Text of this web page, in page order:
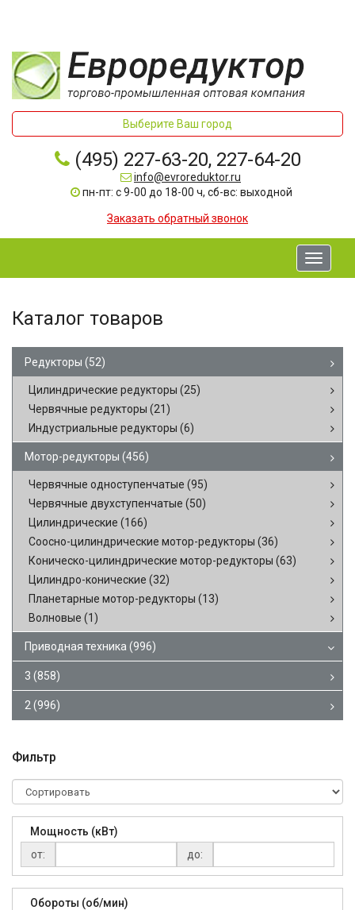
Выберите Ваш город
(495) 227-63-20, 227-64-20
info@evroreduktor.ru
пн-пт: с 9-00 до 18-00 ч, сб-вс: выходной
Заказать обратный звонок
Toggle
Каталог товаров
Редукторы (52)
Цилиндрические редукторы (25)
Червячные редукторы (21)
Индустриальные редукторы (6)
Мотор-редукторы (456)
Червячные одноступенчатые (95)
Червячные двухступенчатые (50)
Цилиндрические (166)
Соосно-цилиндрические мотор-редукторы (36)
Коническо-цилиндрические мотор-редукторы (63)
Цилиндро-конические (32)
Планетарные мотор-редукторы (13)
Волновые (1)
Приводная техника (996)
3 (858)
2 (996)
Фильтр
Мощность (кВт)
от:
до:
Обороты (об/мин)